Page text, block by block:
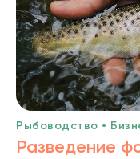
Рыбоводство •
Разведение